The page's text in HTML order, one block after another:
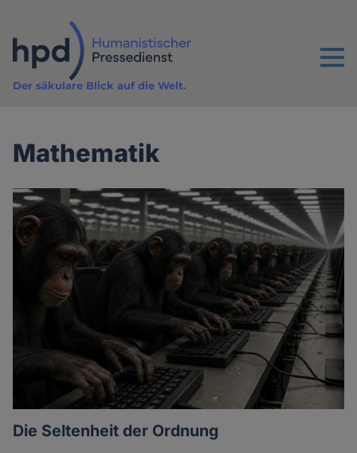
Inhalt
Menu
Der säkulare Blick auf die Welt.
Mathematik
Die Seltenheit der Ordnung